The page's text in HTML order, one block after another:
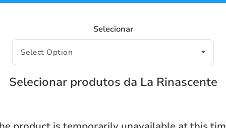
Selecionar
Selecionar produtos da La Rinascente